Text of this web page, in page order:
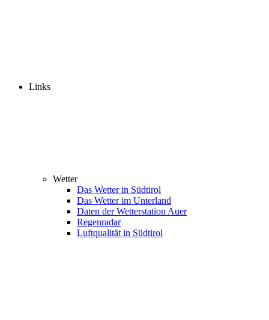
Links
Wetter
Das Wetter in Südtirol
Das Wetter im Unterland
Daten der Wetterstation Auer
Regenradar
Luftqualität in Südtirol